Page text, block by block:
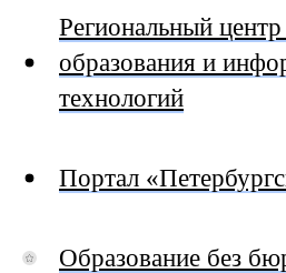
Региональный
образования и
технологий
Портал
Образование без